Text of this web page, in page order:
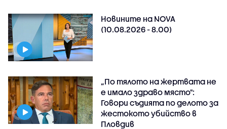
Новините на NOVA
(10.08.2026 - 8.00)
„По тялото на жертвата не
е имало здраво място":
Говори съдията по делото за
жестокото убийство в
Пловдив